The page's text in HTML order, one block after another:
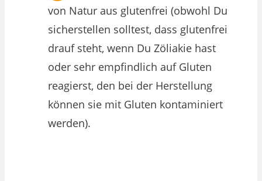
von Natur aus glutenfrei (obwohl Du
sicherstellen solltest, dass glutenfrei
drauf steht, wenn Du Zöliakie hast
oder sehr empfindlich auf Gluten
reagierst, den bei der Herstellung
können sie mit Gluten kontaminiert
werden).